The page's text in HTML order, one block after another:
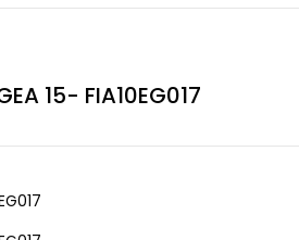
15- FIA10EG017